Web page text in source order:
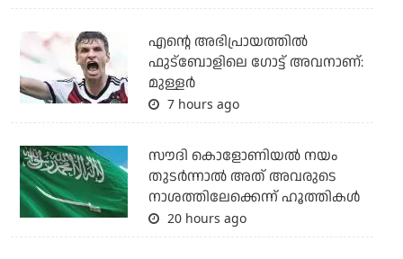
എന്റെ അഭിപ്രായത്തില്‍
ഫുട്‌ബോളിലെ ഗോട്ട് അവനാണ്:
മുള്ളര്‍
7 hours ago
സൗദി കൊളോണിയല്‍ നയം
തുടര്‍ന്നാല്‍ അത് അവരുടെ
നാശത്തിലേക്കെന്ന് ഹൂത്തികള്‍
20 hours ago